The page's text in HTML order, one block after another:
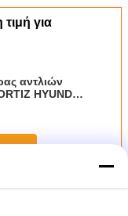
για
αντλιών
HYUNDAI
Bosch